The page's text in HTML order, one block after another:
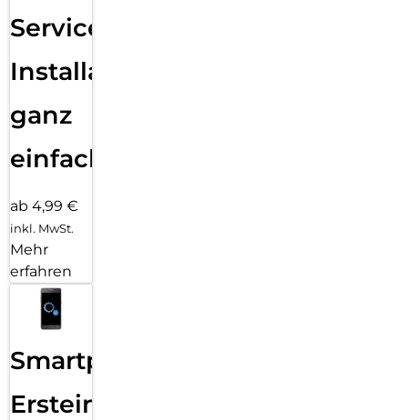
Services
Installation
ganz
einfach
ab 4,99 €
inkl. MwSt.
Mehr
erfahren
Smartphone
Ersteinrichtung